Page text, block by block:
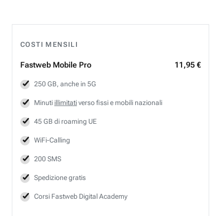
COSTI MENSILI
Fastweb Mobile Pro 11,95 €
250 GB, anche in 5G
Minuti illimitativerso fissi e mobili nazionali
45 GB di roaming UE
WiFi-Calling
200 SMS
Spedizione gratis
Corsi Fastweb Digital Academy